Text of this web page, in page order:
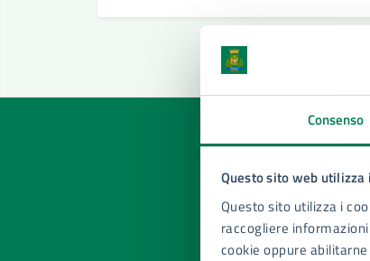
Consenso
Questo sito web utilizza
Questo sito utilizza i
raccogliere
cookie oppure